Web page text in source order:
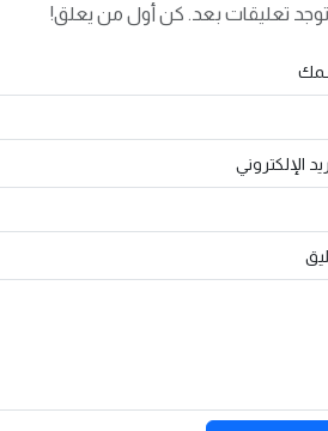
توجد تعليقات بعد. كن أول من يعلق!
الإلكتروني